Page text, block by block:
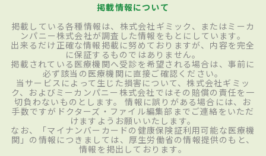
掲載情報について
掲載している各種情報は、株式会社ギミック、またはミーカ
ンパニー株式会社が調査した情報をもとにしています。
出来るだけ正確な情報掲載に努めておりますが、内容を完全
に保証するものではありません。
掲載されている医療機関へ受診を希望される場合は、事前に
必ず該当の医療機関に直接ご確認ください。
当サービスによって生じた損害について、株式会社ギミッ
ク、およびミーカンパニー株式会社ではその賠償の責任を一
切負わないものとします。 情報に誤りがある場合には、お
手数ですがドクターズ・ファイル編集部までご連絡をいただ
けますようお願いいたします。
なお、「マイナンバーカードの健康保険証利用可能な医療機
関」の情報につきましては、厚生労働省の情報提供のもと、
情報を掲出しております。